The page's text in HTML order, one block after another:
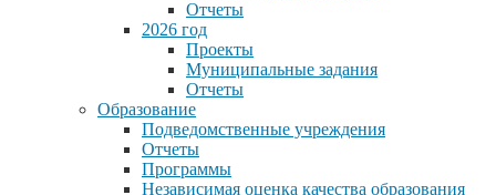
Отчеты
2026 год
Проекты
Муниципальные задания
Отчеты
Образование
Подведомственные учреждения
Отчеты
Программы
Независимая оценка качества образования